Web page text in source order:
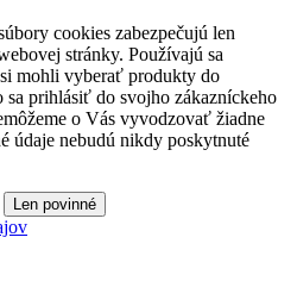
cookies zabezpečujú len
stránky. Používajú sa
mohli vyberať produkty do
sa prihlásiť do svojho zákazníckeho
o Vás vyvodzovať žiadne
údaje nebudú nikdy poskytnuté
Len povinné